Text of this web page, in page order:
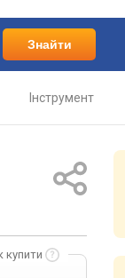
Знайти
Інструмент
купити